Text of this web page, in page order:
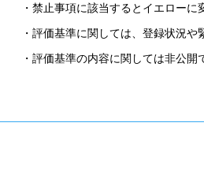
・禁止事項に該当するとイエローに
・評価基準に関しては、登録状況
・評価基準の内容に関しては非公開